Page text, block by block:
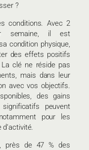
?
conditions. Avec 2
semaine, il est
condition physique,
des effets positifs
clé ne réside pas
mais dans leur
avec vos objectifs.
des gains
peuvent
pour les
près de 47 % des